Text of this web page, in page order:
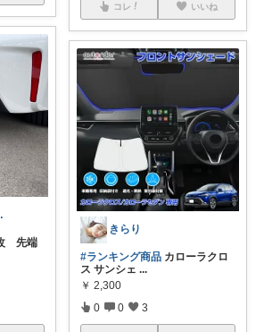
ョン
先端
コレ いいね
きらり
#ランキング商品 カローラクロ
ス サンシェ ...
￥ 2,300
0 0 3